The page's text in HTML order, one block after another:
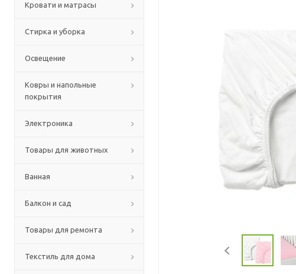
Кровати и матрасы
Стирка и уборка
Освещение
Ковры и напольные
покрытия
Электроника
Товары для животных
Ванная
Балкон и сад
Товары для ремонта
Текстиль для дома